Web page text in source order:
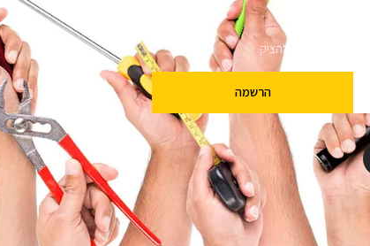
מבטיחים לא להציק.
הרשמה